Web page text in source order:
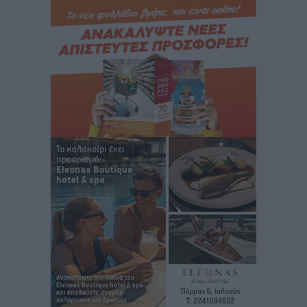
Καιρός: Επιμένουν οι υψηλές θερμοκρασίες – Ισχυρά
μελτέμια έως 9 μποφόρ, σε «Red Code» 6 περιοχές
πριν 7 ώρες
Τα φοιτητικά ενοίκια «τινάζουν στον αέρα» τους
οικογενειακούς προϋπολογισμούς
Ειδήσεις• πριν 8 ώρες
Δύο νέοι ξενώνες παραδόθηκαν στις Ένοπλες
Δυνάμεις στη νήσο Ρω
Τοπικές Ειδήσεις• πριν 8 ώρες
Συνεχίζεται η έξοδος του Αυγούστου – Πάνω από
34.000 αναχωρούν σήμερα μόνο από τον Πειραιά
Ειδήσεις• πριν 8 ώρες